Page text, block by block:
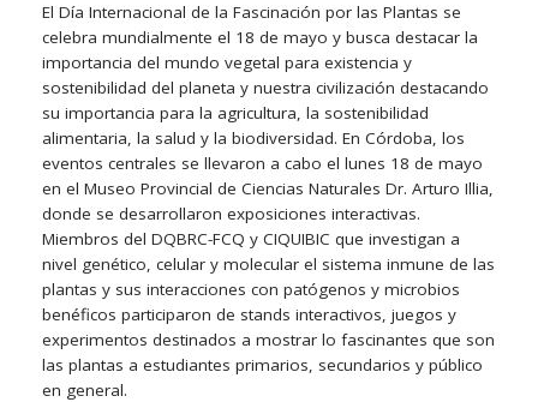
El Día Internacional de la Fascinación por las Plantas se
celebra mundialmente el 18 de mayo y busca destacar la
importancia del mundo vegetal para existencia y
sostenibilidad del planeta y nuestra civilización destacando
su importancia para la agricultura, la sostenibilidad
alimentaria, la salud y la biodiversidad. En Córdoba, los
eventos centrales se llevaron a cabo el lunes 18 de mayo
en el Museo Provincial de Ciencias Naturales Dr. Arturo Illia,
donde se desarrollaron exposiciones interactivas.
Miembros del DQBRC-FCQ y CIQUIBIC que investigan a
nivel genético, celular y molecular el sistema inmune de las
plantas y sus interacciones con patógenos y microbios
benéficos participaron de stands interactivos, juegos y
experimentos destinados a mostrar lo fascinantes que son
las plantas a estudiantes primarios, secundarios y público
en general.